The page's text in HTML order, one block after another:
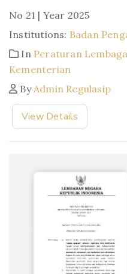
No 21 | Year 2025
Institutions: Badan
In Peraturan
Kementerian
By Admin Regulasip
View Details